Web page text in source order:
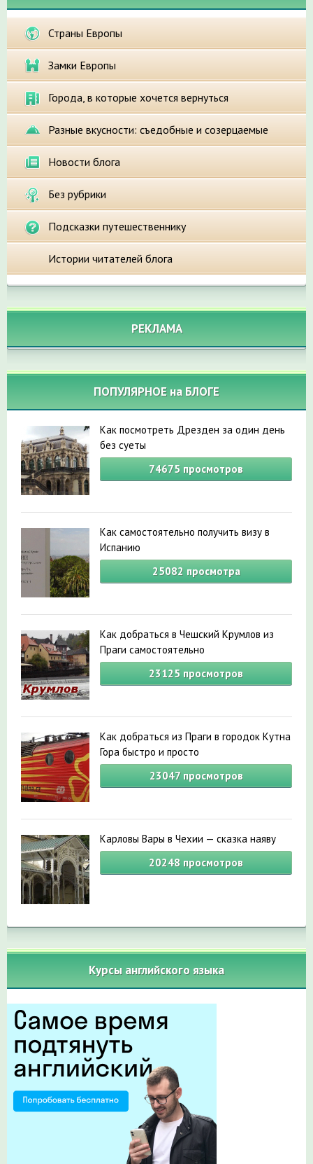
Страны Европы
Замки Европы
Города, в которые хочется вернуться
Разные вкусности: съедобные и созерцаемые
Новости блога
Без рубрики
Подсказки путешественнику
Истории читателей блога
РЕКЛАМА
ПОПУЛЯРНОЕ на БЛОГЕ
Как посмотреть Дрезден за один день
без суеты
74675 просмотров
Как самостоятельно получить визу в
Испанию
25082 просмотра
Как добраться в Чешский Крумлов из
Праги самостоятельно
23125 просмотров
Как добраться из Праги в городок Кутна
Гора быстро и просто
23047просмотров
Карловы Вары в Чехии — сказка наяву
20248 просмотров
Курсы английского языка